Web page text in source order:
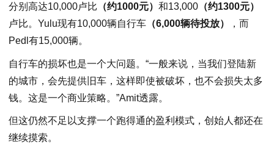
分别高达10,000卢比 （约1000元） 和13,000 （约1300元）
卢比。Yulu现有10,000辆自行车 （6,000辆待投放）
，而
Pedl有15,000辆。
自行车的损坏也是一个大问题。“一般来说，当我们登陆新
的城市，会先提供旧车，这样即使被破坏，也不会损失太多
钱。这是一个商业策略。”Amit透露。
但这仍然不足以支撑一个跑得通的盈利模式，创始人都还在
继续摸索。